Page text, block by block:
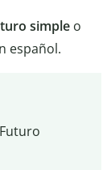
simple o
español.